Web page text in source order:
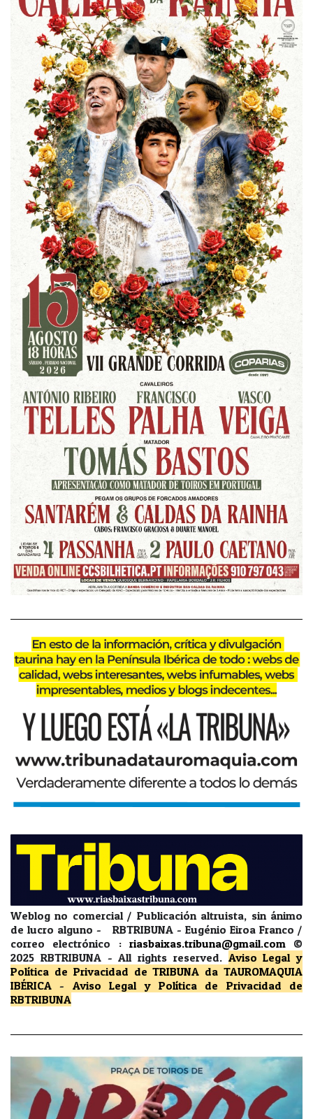
Weblog no comercial / Publicación altruista, sin ánimo
de lucro alguno - RBTRIBUNA - Eugénio Eiroa Franco /
correo electrónico : riasbaixas.tribuna@gmail.com
©
2025 RBTRIBUNA -All rights reserved. Aviso Legal y
Política de Privacidad de TRIBUNA da TAUROMAQUIA
IBÉRICA - Aviso Legal y Política de Privacidad
de
RBTRIBUNA